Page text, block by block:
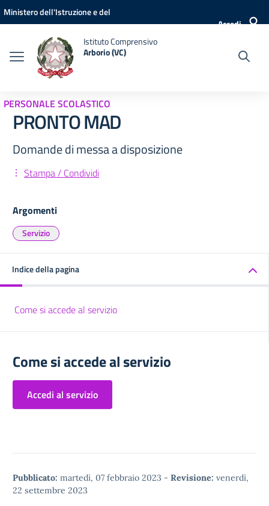
Vai ai contenuti
Vai al menu di navigazione
Vai al footer
Ministero dell'Istruzione e del
Accedi
Istituto Comprensivo
Arborio (VC)
PERSONALE SCOLASTICO
PRONTO MAD
Domande di messa a disposizione
Stampa / Condividi
Argomenti
Servizio
Indice della pagina
Come si accede al servizio
Come si accede al servizio
Accedi al servizio
Pubblicato: martedì, 07 febbraio 2023 - Revisione: venerdì,
22 settembre 2023